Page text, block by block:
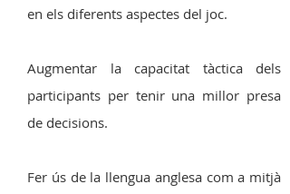
en els diferents aspectes del joc.
Augmentar la capacitat tàctica dels
participants per tenir una millor presa
de decisions.
Fer ús de la llengua anglesa com a mitjà